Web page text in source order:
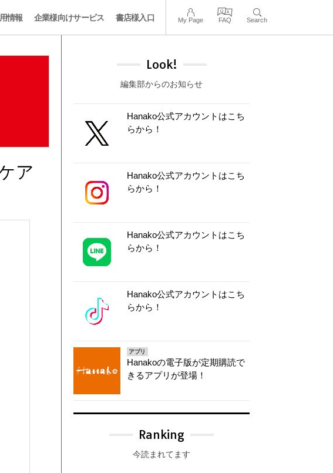
情報 企業様向けサービス 書店様入口 My Page FAQ Search
ア
Look!
編集部からのお知らせ
Hanako公式アカウントはこち
らから！
Hanako公式アカウントはこち
らから！
Hanako公式アカウントはこち
らから！
Hanako公式アカウントはこち
らから！
アプリ
Hanakoの電子版が定期購読で
きるアプリが登場！
Ranking
今読まれてます